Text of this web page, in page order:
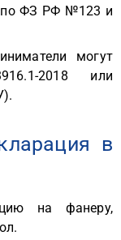
по ФЗ РФ №123 и
могут
2018 или
в
на фанеру,